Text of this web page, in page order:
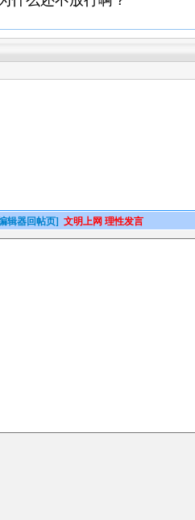
辑器回帖页] 文明上网 理性发言